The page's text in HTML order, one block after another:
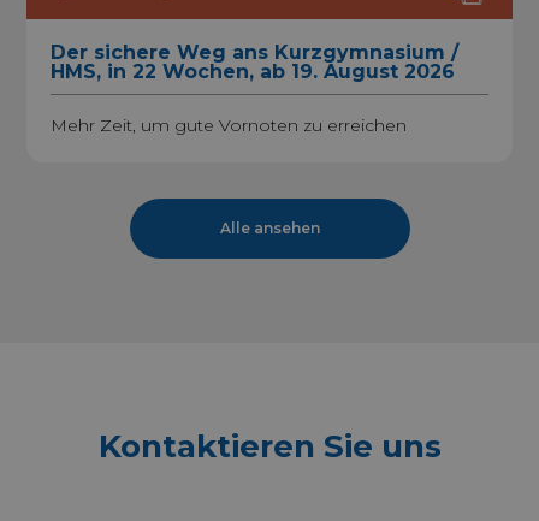
Der sichere Weg ans Kurzgymnasium /
HMS, in 22 Wochen, ab 19. August 2026
Mehr Zeit, um gute Vornoten zu erreichen
Alle ansehen
Kontaktieren Sie uns